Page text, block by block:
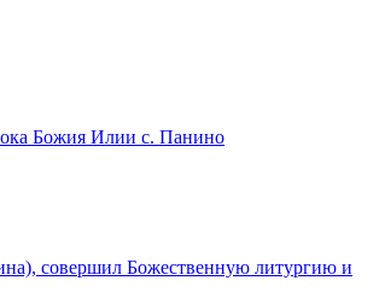
Божия Илии с. Панино
совершил Божественную литургию и